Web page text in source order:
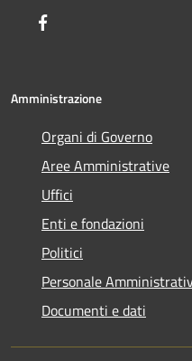
Amministrazione
Organi di Governo
Aree Amministrative
Uffici
Enti e fondazioni
Politici
Personale
Documenti e dati